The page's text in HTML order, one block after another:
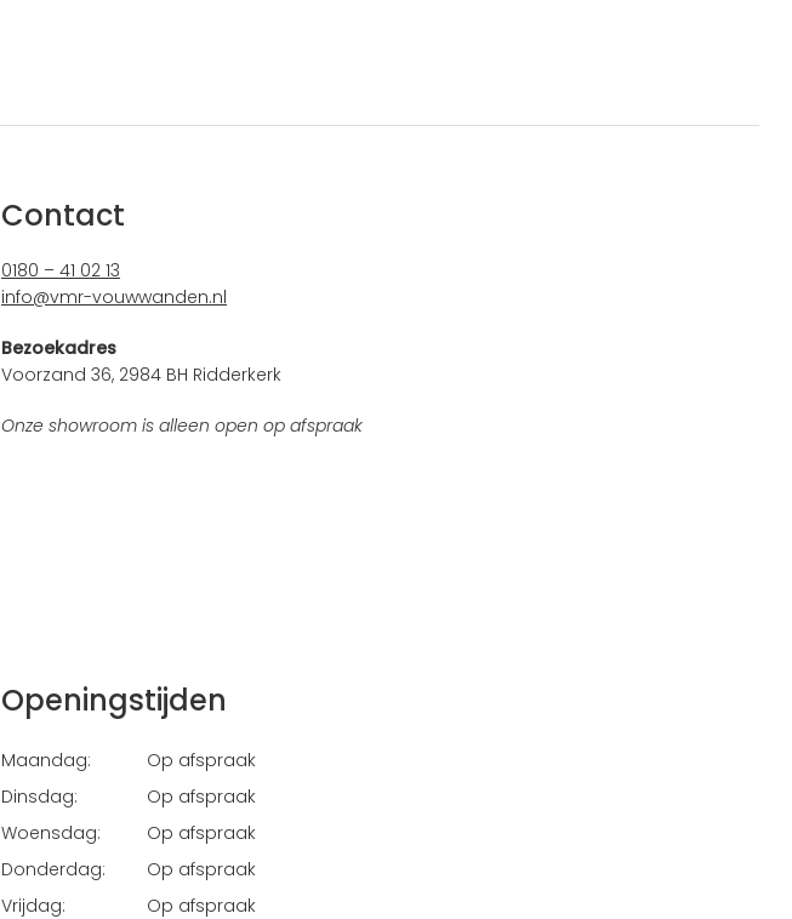
Contact
0180 – 41 02 13
info@vmr-vouwwanden.nl
Bezoekadres
Voorzand 36, 2984 BH Ridderkerk
Onze showroom is alleen open op afspraak
Openingstijden
Maandag:
Op afspraak
Dinsdag:
Op afspraak
Woensdag:
Op afspraak
Donderdag:
Op afspraak
Vrijdag:
Op afspraak